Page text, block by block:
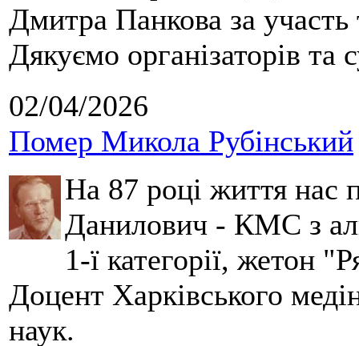
Дмитра Панкова за
Дякуємо організаторів та
02/04/2026
Помер Микола Рубінський
На 87 році життя нас
Данилович - КМС з
1-ї категорії, жетон
Доцент Харківського
наук.